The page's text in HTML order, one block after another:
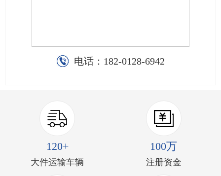
电话： 182-0128-6942
120+
大件运输车辆
100万
注册资金